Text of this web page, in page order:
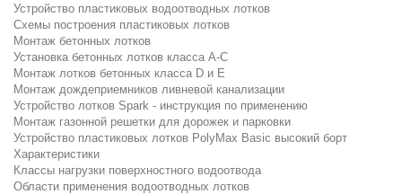
Устройство пластиковых водоотводных лотков
Схемы построения пластиковых лотков
Монтаж бетонных лотков
Установка бетонных лотков класса A-C
Монтаж лотков бетонных класса D и E
Монтаж дождеприемников ливневой канализации
Устройство лотков Spark - инструкция по применению
Монтаж газонной решетки для дорожек и парковки
Устройство пластиковых лотков PolyMax Basic высокий борт
Характеристики
Классы нагрузки поверхностного водоотвода
Области применения водоотводных лотков